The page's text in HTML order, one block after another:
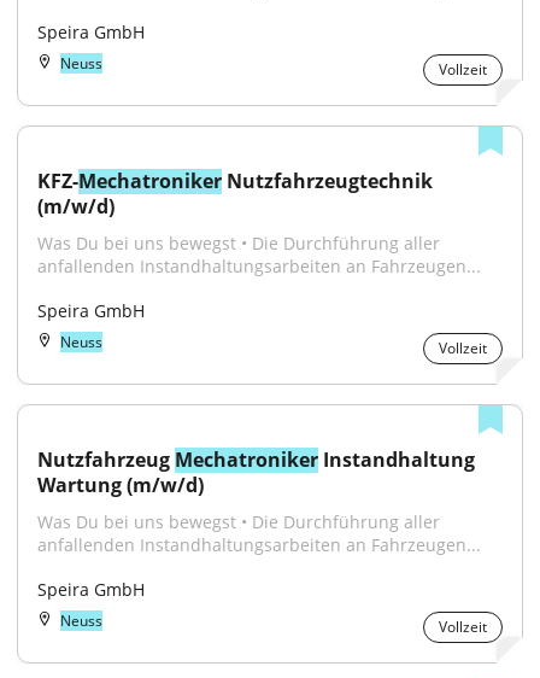
Speira GmbH
Neuss Vollzeit
KFZ-Mechatroniker Nutzfahrzeugtechnik
(m/w/d)
Was Du bei uns bewegst • Die Durchführung aller
anfallenden Instandhaltungsarbeiten an Fahrzeugen...
Speira GmbH
Neuss Vollzeit
Nutzfahrzeug Mechatroniker Instandhaltung
Wartung (m/w/d)
Was Du bei uns bewegst • Die Durchführung aller
anfallenden Instandhaltungsarbeiten an Fahrzeugen...
Speira GmbH
Neuss Vollzeit